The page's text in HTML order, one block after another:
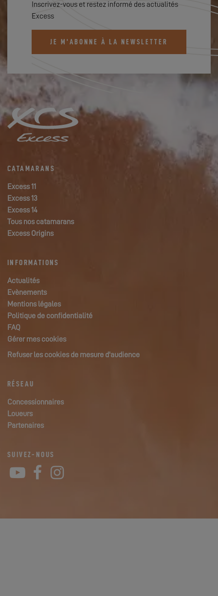
Inscrivez-vous et restez informé des actualités
Excess
JE M'ABONNE À LA NEWSLETTER
CATAMARANS
Excess 11
Excess 13
Excess 14
Tous nos catamarans
Excess Origins
INFORMATIONS
Actualités
Evènements
Mentions légales
Politique de confidentialité
FAQ
Gérer mes cookies
Refuser les cookies de mesure d'audience
RÉSEAU
Concessionnaires
Loueurs
Partenaires
SUIVEZ-NOUS
YouTube
Facebook
Instagram